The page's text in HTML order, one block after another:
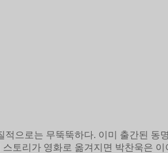
으로는 무뚝뚝하다. 이미 출간된
토리가 영화로 옮겨지면 박찬욱은